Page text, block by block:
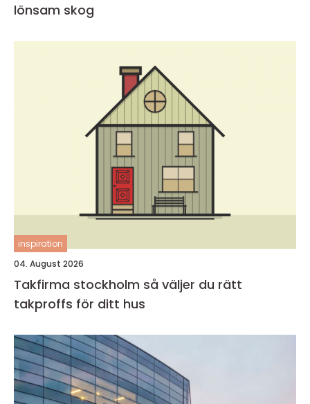
lönsam skog
inspiration
04. August 2026
Takfirma stockholm så väljer du rätt
takproffs för ditt hus